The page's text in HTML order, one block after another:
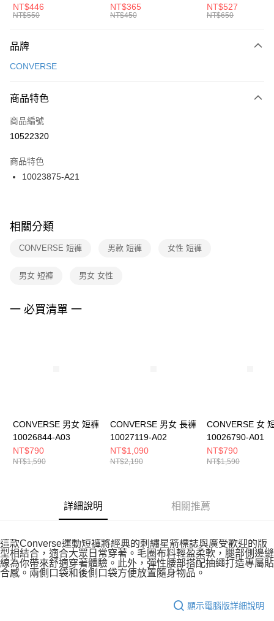
元大商業銀行
台灣樂天信用卡公司
AFTEE先享後付
【關於「AFTEE先享後付」】
便利好安心！
３．安心：先確認商品／服務後，再付款。
【「AFTEE先享後付」結帳流程】
１．於結帳方式選擇「AFTEE先享後付」後，將跳轉至「AFTEE先享後付」
２．訂單成立數日內，您將收到繳費通知簡訊。
３．收到繳費通知簡訊後14天內，點擊此簡訊中的連結，可透過四大超商／
ATM／網路銀行／等多元方式進行付款，方視為交易完成。
※ 交易是否成功請以「AFTEE先享後付 」之結帳頁面顯示為準，若有關於
是否繳費成功／繳費後需取消欲退款等相關疑問，請聯繫「AFTEE先享後付
客戶支援中心」 https://netprotections.freshdesk.com/support/home
１．透過由恩沛科技股份有限公司提供之「AFTEE先享後付」服務完成之交
２．關於個人資料處理事宜，請瀏覽以下網址：
運送方式
每筆NT$100，滿NT$1,500(含以上)免運費
宅配
每筆NT$100，滿NT$1,500(含以上)免運費
付款後門市自取
每筆NT$100，滿NT$1,500(含以上)免運費
中統襪 FZ3393100
NT$446
NT$550
EMBRDY 男女 短統襪
FZ3073133
NT$365
NT$450
BA5871010
NT$527
NT$650
品牌
CONVERSE
商品特色
商品編號
10522320
商品特色
10023875-A21
相關分類
CONVERSE 短褲 男款 短褲 女性 短褲
男女 短褲 男女 女性
一 必買清單 一
CONVERSE 男女 短褲
10026844-A03
NT$790
NT$1,590
CONVERSE 男女 長褲
10027119-A02
NT$1,090
NT$2,190
CONVERSE 女
10026790-A01
NT$790
NT$1,590
詳細說明 相關推薦
這款Converse運動短褲將經典的刺繡星箭標誌與廣受歡迎的版
型相結合，適合大眾日常穿著。毛圈布料輕盈柔軟，腿部側邊縫
線為你帶來舒適穿著體驗。此外，彈性腰部搭配抽繩打造專屬貼
合感。兩側口袋和後側口袋方便放置隨身物品。
顯示電腦版詳細說明